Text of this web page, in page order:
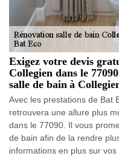
Exigez votre devis
Collegien dans le
salle de bain à
Avec les prestations de Bat
retrouvera une allure plus
dans le 77090. Il vous
de bain afin de la rendre
informations en plus sur